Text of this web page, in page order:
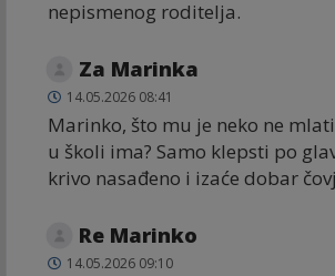
nepismenog roditelja.
Za Marinka
14.05.2026 08:41
Marinko, što mu je neko ne
u školi ima? Samo klepsti po
krivo nasađeno i izaće dobar
Re Marinko
14.05.2026 09:10